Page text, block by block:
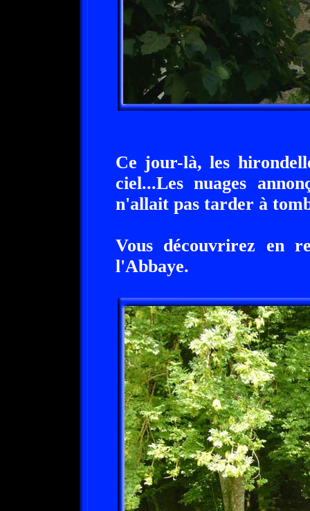
Ce jour-là, les
ciel...Les nuages
n'allait pas tarder à
Vous découvrirez en
l'Abbaye.